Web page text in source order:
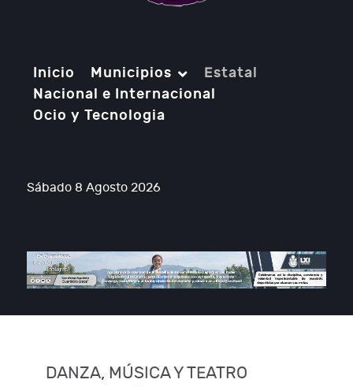
Inicio Municipios
Estatal
Nacional e Internacional
Ocio y Tecnologia
Sábado 8 Agosto 2026
DANZA, MÚSICA Y TEATRO